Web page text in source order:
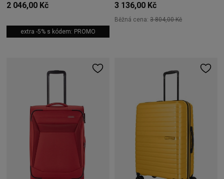
2 046,00 Kč
extra -5% s kódem: PROMO
3 136,00 Kč
Běžná cena: 3 804,00 Kč